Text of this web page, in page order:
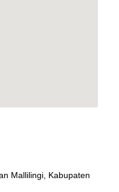
Mallilingi, Kabupaten